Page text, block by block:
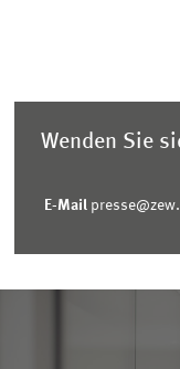
Wenden Sie
E-Mail